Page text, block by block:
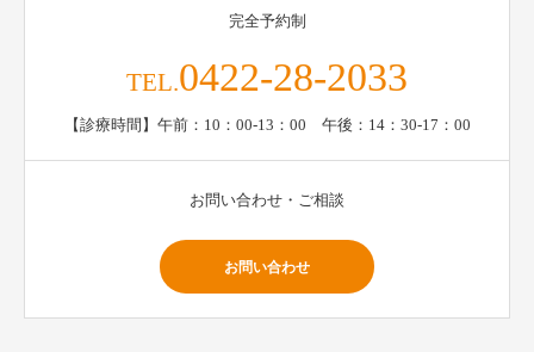
完全予約制
TEL.0422-28-2033
【診療時間】午前：10：00-13：00 午後：14：30-17：00
お問い合わせ・ご相談
お問い合わせ